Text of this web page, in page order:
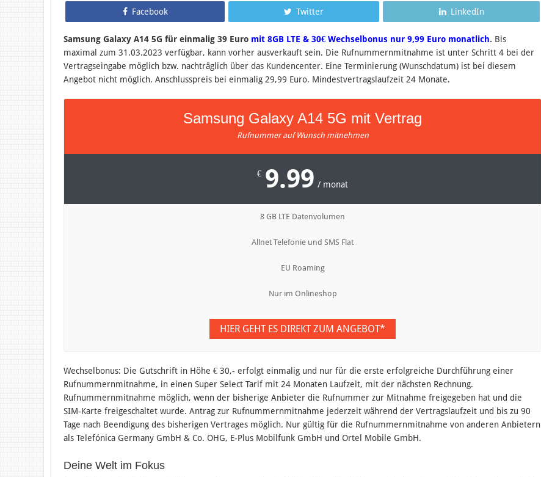
Facebook Twitter LinkedIn
Samsung Galaxy A14 5G für einmalig 39 Euro mit 8GB LTE & 30€ Wechselbonus nur 9,99 Euro monatlich. Bis
maximal zum 31.03.2023 verfügbar, kann vorher ausverkauft sein. Die Rufnummernmitnahme ist unter Schritt 4 bei der
Vertragseingabe möglich bzw. nachträglich über das Kundencenter. Eine Terminierung (Wunschdatum) ist bei diesem
Angebot nicht möglich. Anschlusspreis bei einmalig 29,99 Euro. Mindestvertragslaufzeit 24 Monate.
Samsung Galaxy A14 5G mit Vertrag
Rufnummer auf Wunsch mitnehmen
€ 9.99 / monat
8 GB LTE Datenvolumen
Allnet Telefonie und SMS Flat
EU Roaming
Nur im Onlineshop
HIER GEHT ES DIREKT ZUM ANGEBOT*
Wechselbonus: Die Gutschrift in Höhe € 30,- erfolgt einmalig und nur für die erste erfolgreiche Durchführung einer
Rufnummernmitnahme, in einen Super Select Tarif mit 24 Monaten Laufzeit, mit der nächsten Rechnung.
Rufnummernmitnahme möglich, wenn der bisherige Anbieter die Rufnummer zur Mitnahme freigegeben hat und die
SIM-Karte freigeschaltet wurde. Antrag zur Rufnummernmitnahme jederzeit während der Vertragslaufzeit und bis zu 90
Tage nach Beendigung des bisherigen Vertrages möglich. Nur gültig für die Rufnummernmitnahme von anderen Anbietern
als Telefónica Germany GmbH & Co. OHG, E-Plus Mobilfunk GmbH und Ortel Mobile GmbH.
Deine Welt im Fokus